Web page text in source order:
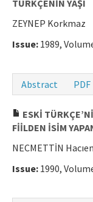
TÜRKÇENİN YAŞI
ZEYNEP Korkmaz
Issue: 1989,
Abstract
PDF
ESKİ
FİİLDEN İSİM
NECMETTİN
Issue: 1990,